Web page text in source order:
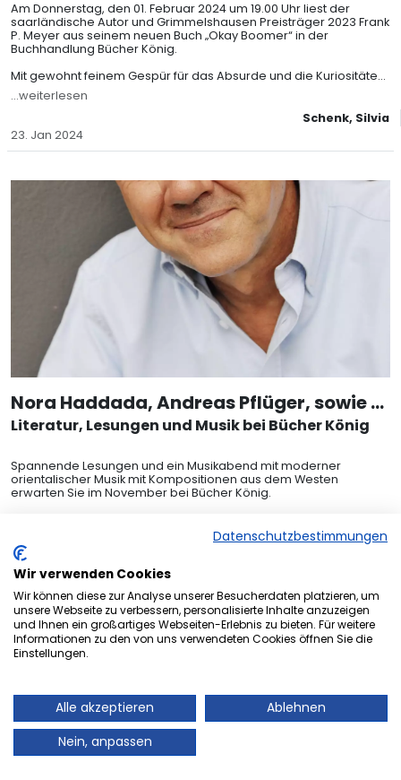
Am Donnerstag, den 01. Februar 2024 um 19.00 Uhr liest der
saarländische Autor und Grimmelshausen Preisträger 2023 Frank
P. Meyer aus seinem neuen Buch „Okay Boomer“ in der
Buchhandlung Bücher König.
Mit gewohnt feinem Gespür für das Absurde und die Kuriositäten
des Lebens schreibt Frank P. Meyer über umherstreifende Wölfe
und ausgewilderte Schreibtischhengste, über schimmelnde
...weiterlesen
Schenk, Silvia
23. Jan 2024
Nora Haddada, Andreas Pflüger, sowie d
as Amby Schillo & Hasan Hüseyin Talaz D
Literatur, Lesungen und Musik bei Bücher König
Spannende Lesungen und ein Musikabend mit moderner
orientalischer Musik mit Kompositionen aus dem Westen
erwarten Sie im November bei Bücher König.
Neunkirchen geborene Autorin Nora Haddada am Sonntag, den
5. November um 17.00 Uhr bei Bücher König aus ihrem
Debütroman „Nichts in den Pflanzen“. Sie wird im Gespräch mit
Sally-Char
...weiterlesen
21. Okt 2023
GEWINNSPIELE
Datenschutzbestimmungen
Wir verwenden Cookies
Wir können diese zur Analyse unserer Besucherdaten platzieren, um
unsere Webseite zu verbessern, personalisierte Inhalte anzuzeigen
und Ihnen ein großartiges Webseiten-Erlebnis zu bieten. Für weitere
Informationen zu den von uns verwendeten Cookies öffnen Sie die
Einstellungen.
Alle akzeptieren
Ablehnen
Nein, anpassen